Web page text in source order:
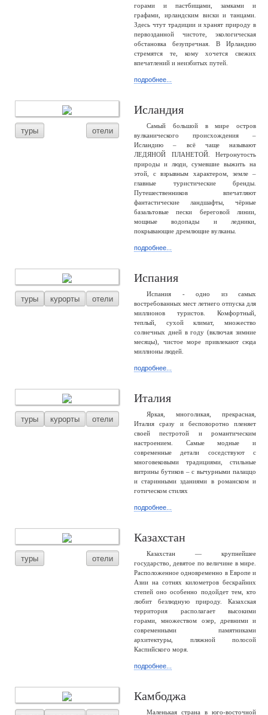
горами и пастбищами, замками и
графами, ирландским виски и танцами.
Здесь чтут традиции и хранят природу в
первозданной чистоте, экологическая
обстановка безупречная. В Ирландию
стремятся те, кому хочется свежих
впечатлений и неизбитых путей.
подробнее...
туры отели
Исландия
Самый большой в мире остров
вулканического происхождения –
Исландию – всё чаще называют
ЛЕДЯНОЙ ПЛАНЕТОЙ. Нетронутость
природы и люди, сумевшие выжить на
этой, с взрывным характером, земле –
главные туристические бренды.
Путешественников впечатляют
фантастические ландшафты, чёрные
базальтовые пески береговой линии,
мощные водопады и ледники,
покрывающие дремлющие вулканы.
подробнее...
туры курорты отели
Испания
Испания - одно из самых
востребованных мест летнего отпуска для
миллионов туристов. Комфортный,
теплый, сухой климат, множество
солнечных дней в году (включая зимние
месяцы), чистое море привлекают сюда
миллионы людей.
подробнее...
туры курорты отели
Италия
Яркая, многоликая, прекрасная,
Италия сразу и бесповоротно пленяет
своей пестротой и романтическим
настроением. Самые модные и
современные детали соседствуют с
многовековыми традициями, стильные
витрины бутиков – с вычурными палаццо
и старинными зданиями в романском и
готическом стилях
подробнее...
туры отели
Казахстан
Казахстан — крупнейшее
государство, девятое по величине в мире.
Расположенное одновременно в Европе и
Азии на сотнях километров бескрайних
степей оно особенно подойдет тем, кто
любит безлюдную природу. Казахская
территория располагает высокими
горами, множеством озер, древними и
современными памятниками
архитектуры, пляжной полосой
Каспийского моря.
подробнее...
Камбоджа
Маленькая страна в юго-восточной